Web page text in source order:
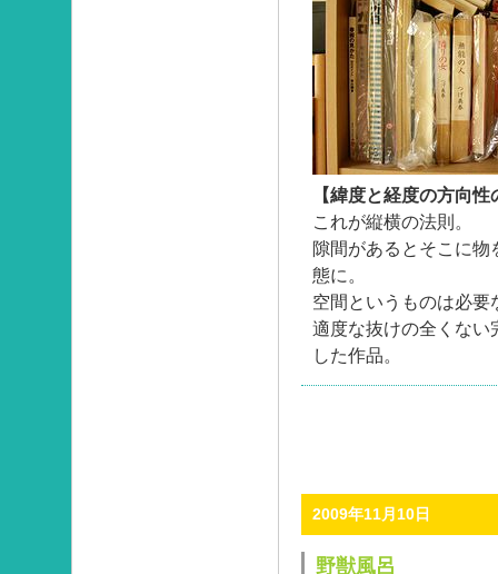
【緯度と経度の方向
これが縦横の法則。
隙間があるとそこに
態に。
空間というものは必要
適度な抜けの全くない
した作品。
2009年11月10日
野獣風呂